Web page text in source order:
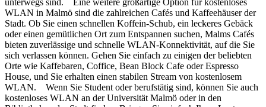
unterwegs sind. Eine weitere großartige Option für kostenloses
WLAN in Malmö sind die zahlreichen Cafés und Kaffeehäuser der
Stadt. Ob Sie einen schnellen Koffein-Schub, ein leckeres Gebäck
oder einen gemütlichen Ort zum Entspannen suchen, Malms Cafés
bieten zuverlässige und schnelle WLAN-Konnektivität, auf die Sie
sich verlassen können. Gehen Sie einfach zu einigen der beliebten
Orte wie Kaffebaren, Coffice, Bean Block Cafe oder Espresso
House, und Sie erhalten einen stabilen Stream von kostenlosem
WLAN. Wenn Sie Student oder berufstätig sind, können Sie auch
kostenloses WLAN an der Universität Malmö oder in den